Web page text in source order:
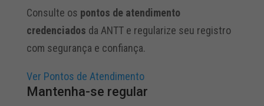
Consulte os pontos de atendimento
credenciados da ANTT e regularize seu registro
com segurança e confiança.
Ver Pontos de Atendimento
Mantenha-se regular